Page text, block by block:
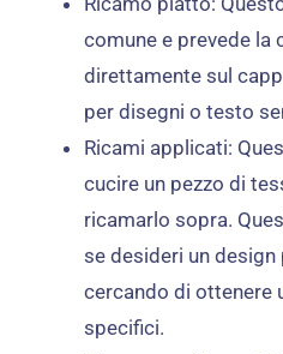
comune e prevede la
direttamente sul
per disegni o testo
Ricami applicati:
cucire un pezzo di
ricamarlo sopra.
se desideri un
cercando di ottenere
specifici.